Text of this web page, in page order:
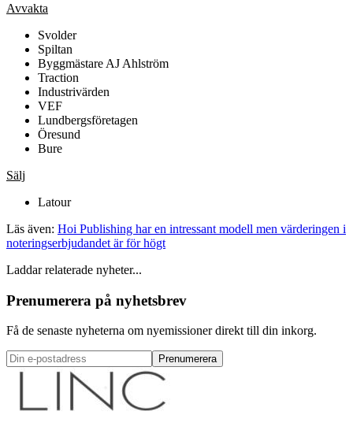
Avvakta
Svolder
Spiltan
Byggmästare AJ Ahlström
Traction
Industrivärden
VEF
Lundbergsföretagen
Öresund
Bure
Sälj
Latour
Läs även: Hoi Publishing har en intressant modell men värderingen i
noteringserbjudandet är för högt
Laddar relaterade nyheter...
Prenumerera på nyhetsbrev
Få de senaste nyheterna om nyemissioner direkt till din inkorg.
Prenumerera